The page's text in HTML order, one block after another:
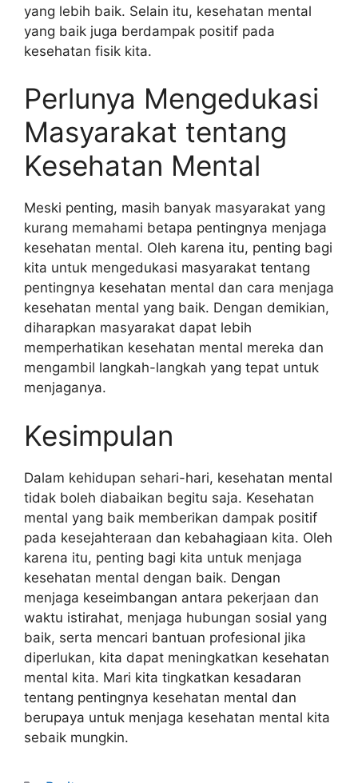
yang lebih baik. Selain itu, kesehatan mental
yang baik juga berdampak positif pada
kesehatan fisik kita.
Perlunya Mengedukasi
Masyarakat tentang
Kesehatan Mental
Meski penting, masih banyak masyarakat yang
kurang memahami betapa pentingnya menjaga
kesehatan mental. Oleh karena itu, penting bagi
kita untuk mengedukasi masyarakat tentang
pentingnya kesehatan mental dan cara menjaga
kesehatan mental yang baik. Dengan demikian,
diharapkan masyarakat dapat lebih
memperhatikan kesehatan mental mereka dan
mengambil langkah-langkah yang tepat untuk
menjaganya.
Kesimpulan
Dalam kehidupan sehari-hari, kesehatan mental
tidak boleh diabaikan begitu saja. Kesehatan
mental yang baik memberikan dampak positif
pada kesejahteraan dan kebahagiaan kita. Oleh
karena itu, penting bagi kita untuk menjaga
kesehatan mental dengan baik. Dengan
menjaga keseimbangan antara pekerjaan dan
waktu istirahat, menjaga hubungan sosial yang
baik, serta mencari bantuan profesional jika
diperlukan, kita dapat meningkatkan kesehatan
mental kita. Mari kita tingkatkan kesadaran
tentang pentingnya kesehatan mental dan
berupaya untuk menjaga kesehatan mental kita
sebaik mungkin.